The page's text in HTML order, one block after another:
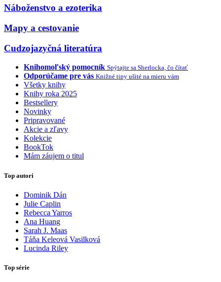
Náboženstvo a ezoterika
Mapy a cestovanie
Cudzojazyčná literatúra
Knihomoľský pomocník Spýtajte sa Sherlocka, čo čítať
Odporúčame pre vás Knižné tipy ušité na mieru vám
Všetky knihy
Knihy roka 2025
Bestsellery
Novinky
Pripravované
Akcie a zľavy
Kolekcie
BookTok
Mám záujem o titul
Top autori
Dominik Dán
Julie Caplin
Rebecca Yarros
Ana Huang
Sarah J. Maas
Táňa Keleová Vasilková
Lucinda Riley
Top série